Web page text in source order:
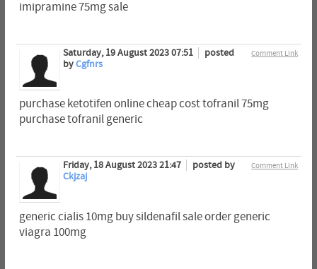
imipramine 75mg sale
Comment Link
Saturday, 19 August 2023 07:51
posted
byCgfnrs
purchase ketotifen online cheap cost tofranil 75mg
purchase tofranil generic
Comment Link
Friday, 18 August 2023 21:47
posted by
Ckjzaj
generic cialis 10mg buy sildenafil sale order generic
viagra 100mg